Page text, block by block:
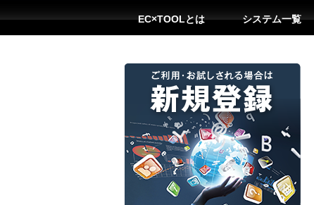
EC×TOOLとは システム一覧